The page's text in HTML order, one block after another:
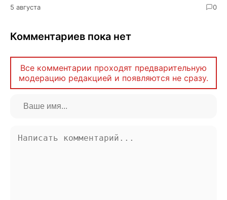
5 августа 0
Комментариев пока нет
Все комментарии проходят предварительную
модерацию редакцией и появляются не сразу.